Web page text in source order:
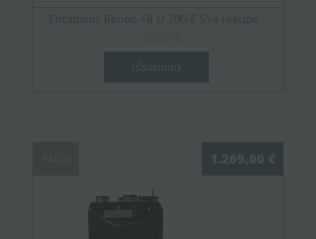
Entalpinis Reneo-Fit D 200-E S14 rekupe...
Išsamiau
1.269,00 €